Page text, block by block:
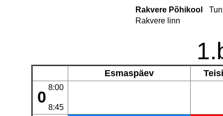
Rakvere Põhikool
Rakvere linn
Esmaspäev
0
8:00
8:45